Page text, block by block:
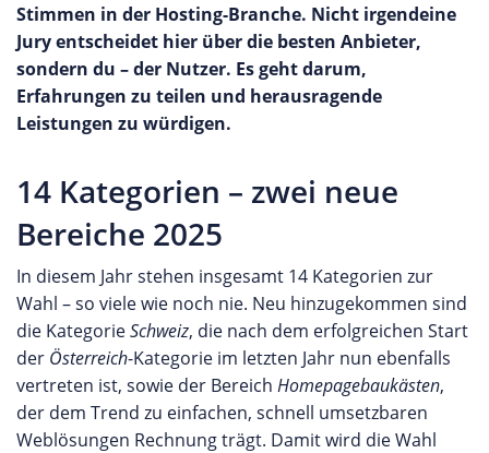
Stimmen in der Hosting-Branche. Nicht irgendeine
Jury entscheidet hier über die besten Anbieter,
sondern du – der Nutzer. Es geht darum,
Erfahrungen zu teilen und herausragende
Leistungen zu würdigen.
14 Kategorien – zwei neue
Bereiche 2025
In diesem Jahr stehen insgesamt 14 Kategorien zur
Wahl – so viele wie noch nie. Neu hinzugekommen sind
die KategorieSchweiz, die nach dem erfolgreichen Start
der Österreich-Kategorie im letzten Jahr nun ebenfalls
vertreten ist, sowie der Bereich Homepagebaukästen,
der dem Trend zu einfachen, schnell umsetzbaren
Weblösungen Rechnung trägt. Damit wird die Wahl